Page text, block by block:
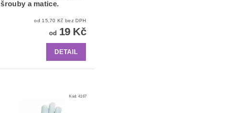
šrouby a matice.
od 15,70 Kč bez DPH
od 19 Kč
DETAIL
Kód: 4167